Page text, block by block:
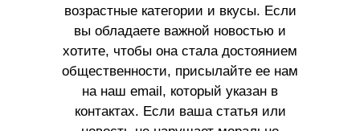
возрастные категории и вкусы. Если
вы обладаете важной новостью и
хотите, чтобы она стала достоянием
общественности, присылайте ее нам
на наш email, который указан в
контактах. Если ваша статья или